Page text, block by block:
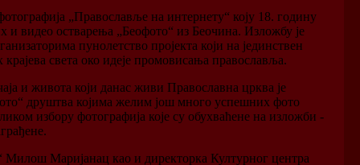
„Православље на интернету“ коју 18. годину
видео остварења „Беофото“ из Беочина. Изложбу је
пунолетство пројекта који на јединствен
света око идеје промовисања православља.
и живота који данас живи Православна црква је
друштва којима желим још много успешних фото
избору фотографија које су обухваћене на изложби -
Маријанац као и директорка Културног центра